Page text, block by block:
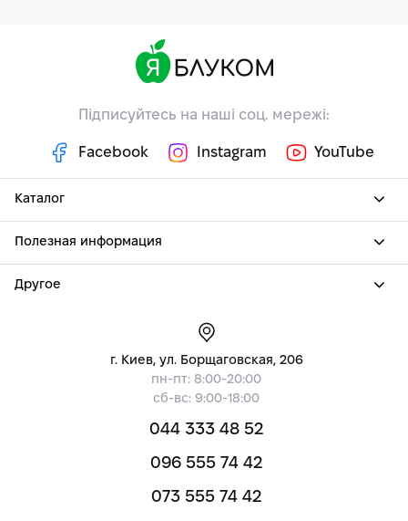
Підписуйтесь на наші соц. мережі:
Facebook Instagram YouTube
Каталог
Полезная информация
Другое
г. Киев, ул. Борщаговская, 206
пн-пт: 8:00-20:00
сб-вс: 9:00-18:00
044 333 48 52
096 555 74 42
073 555 74 42